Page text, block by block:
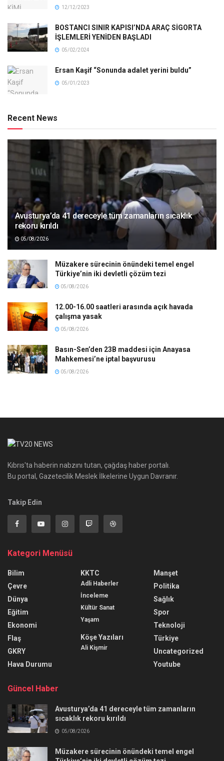
12/12/2023
BOSTANCI SINIR KAPISI’NDA ARAÇ SİGORTA
İŞLEMLERİ YENİDEN BAŞLADI
05/02/2024
Ersan Kaşif “Sonunda adalet yerini buldu”
05/01/2023
Recent News
Avusturya’da 41 dereceyle tüm zamanların sıcaklık
rekoru kırıldı
05/08/2026
Müzakere sürecinin önündeki temel engel
Türkiye’nin iki devletli çözüm tezi
05/08/2026
12.00-16.00 saatleri arasında açık havada
çalışma yasak
05/08/2026
Basın-Sen’den 23B maddesi için Anayasa
Mahkemesi’ne iptal başvurusu
05/08/2026
Kıbrıs'ta haberin nabzını tutan, çağdaş haber portalı.
Bu portal, Gazetecilik Meslek İlkelerine Uygun Davranır.
Takip Edin
Kategori Menüsü
Bilim
Çevre
Dünya
Eğitim
Ekonomi
Flaş
GKRY
Hava Durumu
KKTC
Adli Haberler
İnceleme
Kültür Sanat
Yaşam
Köşe Yazıları
Ali Kişmir
Manşet
Politika
Sağlık
Spor
Teknoloji
Türkiye
Uncategorized
Youtube
Güncel Haber
Avusturya’da 41 dereceyle tüm zamanların
sıcaklık rekoru kırıldı
05/08/2026
Müzakere sürecinin önündeki temel engel